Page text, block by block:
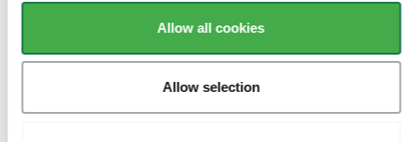
Allow all cookies
Allow selection